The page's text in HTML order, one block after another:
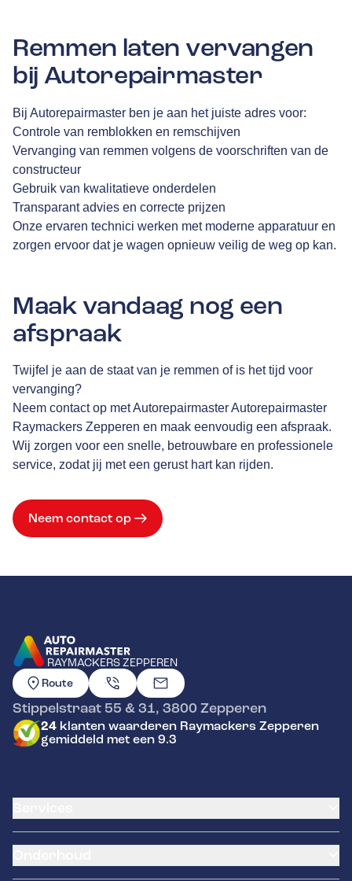
Remmen laten vervangen
bij Autorepairmaster
Bij Autorepairmaster ben je aan het juiste adres voor:
Controle van remblokken en remschijven
Vervanging van remmen volgens de voorschriften van de
constructeur
Gebruik van kwalitatieve onderdelen
Transparant advies en correcte prijzen
Onze ervaren technici werken met moderne apparatuur en
zorgen ervoor dat je wagen opnieuw veilig de weg op kan.
Maak vandaag nog een
afspraak
Twijfel je aan de staat van je remmen of is het tijd voor
vervanging?
Neem contact op met Autorepairmaster Autorepairmaster
Raymackers Zepperen en maak eenvoudig een afspraak.
Wij zorgen voor een snelle, betrouwbare en professionele
service, zodat jij met een gerust hart kan rijden.
Neem contact op
RAYMACKERS ZEPPEREN
GA NAAR DE HOMEPAGINA
Route
Stippelstraat 55 & 31, 3800 Zepperen
24 klanten waarderen Raymackers Zepperen
gemiddeld met een 9.3
Pechhulp